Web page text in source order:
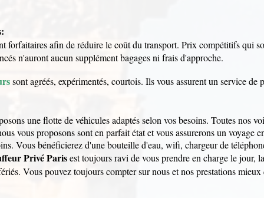
forfaitaires afin de réduire le coût du transport. Prix compétitifs qui
n'auront aucun supplément bagages ni frais d'approche.
sont agréés, expérimentés, courtois. Ils vous assurent un service de
une flotte de véhicules adaptés selon vos besoins. Toutes nos
vous proposons sont en parfait état et vous assurerons un voyage
Vous bénéficierez d'une bouteille d'eau, wifi, chargeur de
Privé Parisest toujours ravi de vous prendre en charge le jour,
Vous pouvez toujours compter sur nous et nos prestations